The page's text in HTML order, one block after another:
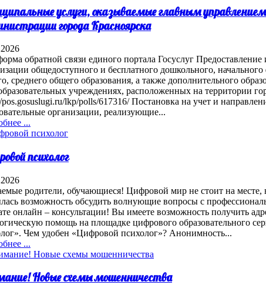
услуги, оказываемые главным управлением
города Красноярска
обратной связи единого портала Госуслуг
общедоступного и бесплатного дошкольного,
среднего общего образования, а также дополнительного
учреждениях, расположенных на территории
pos.gosuslugi.ru/lkp/polls/617316/ Постановка на учет и
организации, реализующие...
...
психолог
родители, обучающиеся! Цифровой мир не стоит на месте,
возможность обсудить волнующие вопросы с
онлайн – консультации! Вы имеете возможность получить
помощь на площадке цифрового образовательного
Чем удобен «Цифровой психолог»? Анонимность...
...
Новые схемы мошенничества